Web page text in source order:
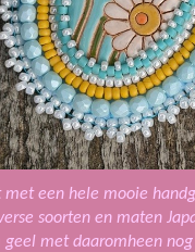
met een hele mooie
soorten en maten
met daaromheen